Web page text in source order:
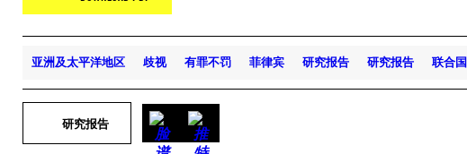
亚洲及太平洋地区 歧视 有罪不罚 菲律宾 研究报告 研究报告 联合国
研究报告